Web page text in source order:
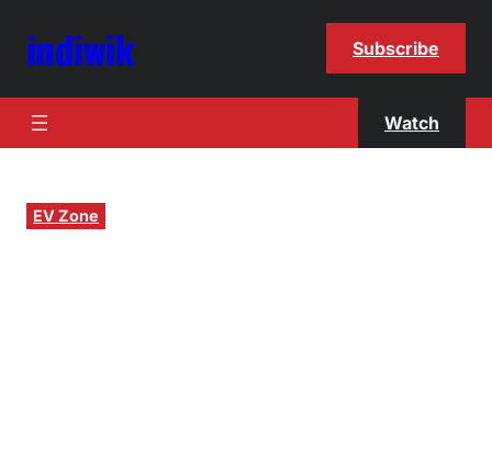
indiwik Subscribe
Watch
EV Zone